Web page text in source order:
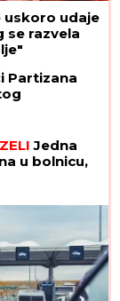
uskoro udaje
se razvela
Partizana
Jedna
u bolnicu,